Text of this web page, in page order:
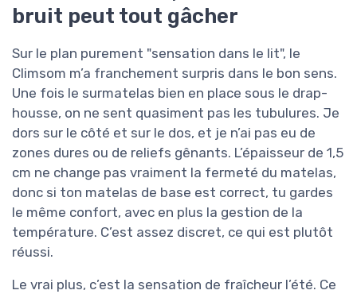
bruit peut tout gâcher
Sur le plan purement "sensation dans le lit", le
Climsom m’a franchement surpris dans le bon sens.
Une fois le surmatelas bien en place sous le drap-
housse, on ne sent quasiment pas les tubulures. Je
dors sur le côté et sur le dos, et je n’ai pas eu de
zones dures ou de reliefs gênants. L’épaisseur de 1,5
cm ne change pas vraiment la fermeté du matelas,
donc si ton matelas de base est correct, tu gardes
le même confort, avec en plus la gestion de la
température. C’est assez discret, ce qui est plutôt
réussi.
Le vrai plus, c’est la sensation de fraîcheur l’été. Ce